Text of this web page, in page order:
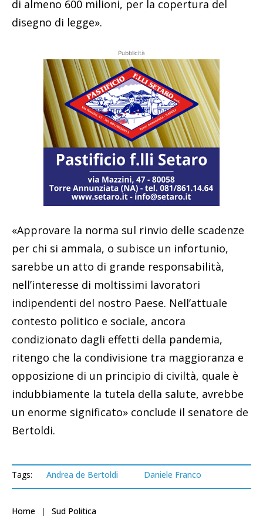
di almeno 600 milioni, per la copertura del
disegno di legge».
Pubblicità
«Approvare la norma sul rinvio delle scadenze
per chi si ammala, o subisce un infortunio,
sarebbe un atto di grande responsabilità,
nell’interesse di moltissimi lavoratori
indipendenti del nostro Paese. Nell’attuale
contesto politico e sociale, ancora
condizionato dagli effetti della pandemia,
ritengo che la condivisione tra maggioranza e
opposizione di un principio di civiltà, quale è
indubbiamente la tutela della salute, avrebbe
un enorme significato» conclude il senatore de
Bertoldi.
Tags: Andrea de Bertoldi Daniele Franco
Home Sud Politica